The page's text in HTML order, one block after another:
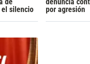
el silencio
por agresión